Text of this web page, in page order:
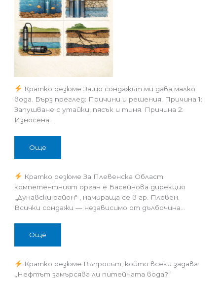
Кратко резюме Защо сондажът ми дава малко
вода. Бърз преглед: Причини и решения. Причина 1:
Запушване с утайки, пясък и тиня. Причина 2:
Износена…
Още
Кратко резюме За Плевенска Област
компетентният орган е Басейнова дирекция
„Дунавски район" , намираща се в гр. Плевен.
Всички сондажи — независимо от дълбочина…
Още
Кратко резюме Въпросът, който всеки задава:
„Нефтът замърсява ли питейната вода?"